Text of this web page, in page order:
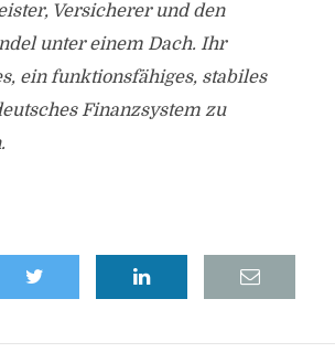
Versicherer und den
unter einem Dach. Ihr
ein funktionsfähiges, stabiles
Finanzsystem zu